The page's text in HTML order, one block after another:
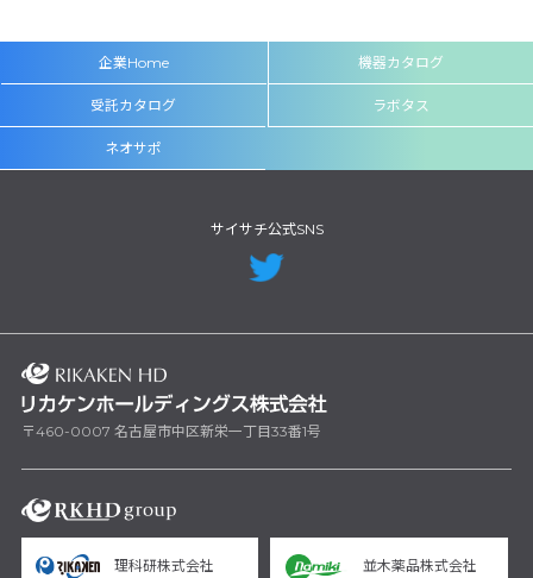
企業Home 機器カタログ
受託カタログ ラボタス
ネオサポ
サイサチ公式SNS
〒460-0007 名古屋市中区新栄一丁目33番1号
理科研株式会社 並木薬品株式会社